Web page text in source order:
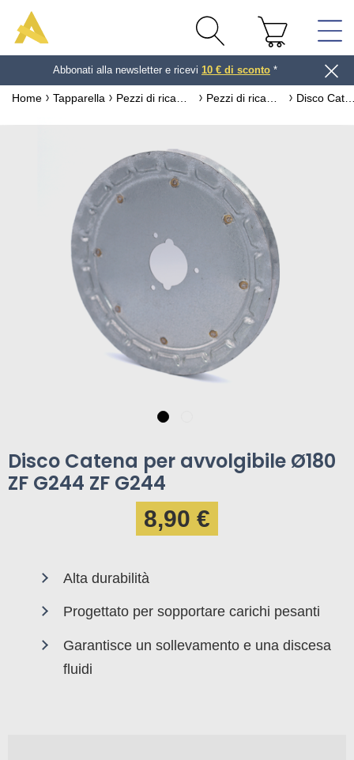
Abbonati alla newsletter e ricevi 10 € di sconto *
Home Tapparella
Disco Catena per avvolgibile Ø180
ZF G244 ZF G244
8,90 €
Alta durabilità
Progettato per sopportare carichi pesanti
Garantisce un sollevamento e una discesa
fluidi